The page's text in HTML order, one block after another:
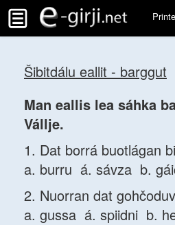
Šibitdálu eallit - barggut
Man eallis lea sáhka
Vállje.
1. Dat borrá buotlágan
a. burru á. sávza b.
2. Nuorran dat
a. gussa á. spiidni b.